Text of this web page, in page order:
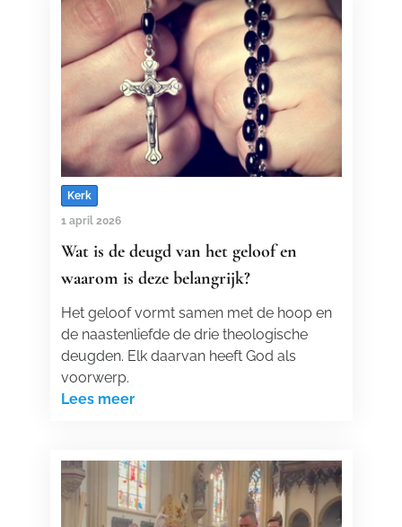
Kerk
1 april 2026
Wat is de deugd van het geloof en
waarom is deze belangrijk?
Het geloof vormt samen met de hoop en
de naastenliefde de drie theologische
deugden. Elk daarvan heeft God als
voorwerp.
Lees meer